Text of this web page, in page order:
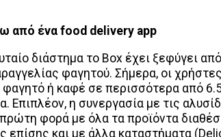
από ένα food delivery app
διάστημα το Box έχει ξεφύγει
φαγητού. Σήμερα, οι
φαγητό ή καφέ σε περισσότερα από
Επιπλέον, η συνεργασία με τις
πρώτη φορά με όλα τα προϊόντα
επίσης και με άλλα καταστήματα